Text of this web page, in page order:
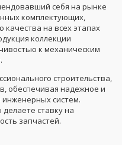
себя на рынке
комплектующих,
на всех этапах
коллекции
к механическим
строительства,
обеспечивая надежное и
систем.
делаете ставку на
запчастей.